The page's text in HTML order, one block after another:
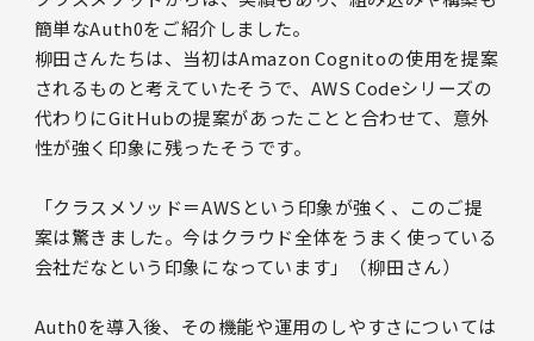
簡単なAuth0をご紹介しました。
柳田さんたちは、当初はAmazon Cognitoの使用を提案
されるものと考えていたそうで、AWS Codeシリーズの
代わりにGitHubの提案があったことと合わせて、意外
性が強く印象に残ったそうです。
「クラスメソッド＝AWSという印象が強く、このご提
案は驚きました。今はクラウド全体をうまく使っている
会社だなという印象になっています」（柳田さん）
Auth0を導入後、その機能や運用のしやすさについては